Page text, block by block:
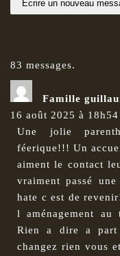
83 messages.
Famille
16 août 2025 à 18h54
Une jolie
féerique!!! Un
aiment le contact
vraiment passé
hate c est de
l aménagement
Rien a dire a
changez rien vous